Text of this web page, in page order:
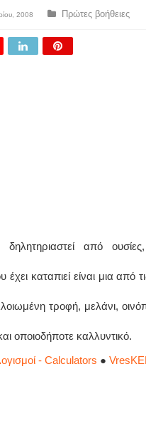
2008 Πρώτες βοήθειες
από
έχει καταπιεί είναι μια από
τροφή, μελάνι,
οποιοδήποτε καλλυντικό.
- Calculators ●